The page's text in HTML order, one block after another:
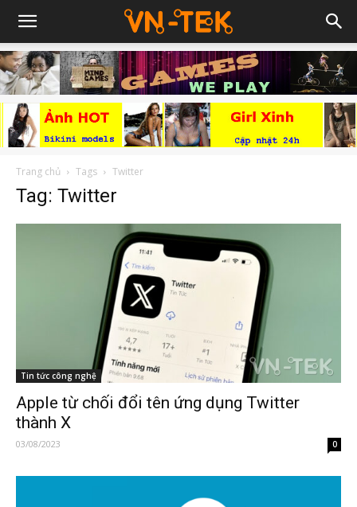
Trang chủ Tags Twitter
Tag: Twitter
Tin tức công nghệ
Apple từ chối đổi tên ứng dụng Twitter
thành X
03/08/2023 0